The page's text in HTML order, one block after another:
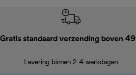
Gratis standaard verzending boven
Levering binnen 2-4 werkdagen